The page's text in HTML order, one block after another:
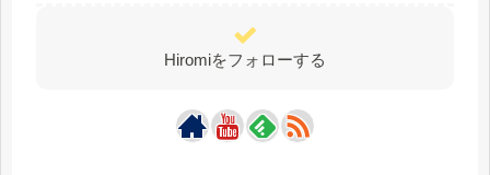
Hiromiをフォローする